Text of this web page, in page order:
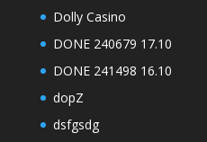
Dolly Casino
DONE 240679 17.10
DONE 241498 16.10
dopZ
dsfgsdg